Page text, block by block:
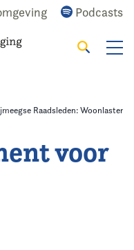
Podcasts
Zoeken
Raadsleden:
voor